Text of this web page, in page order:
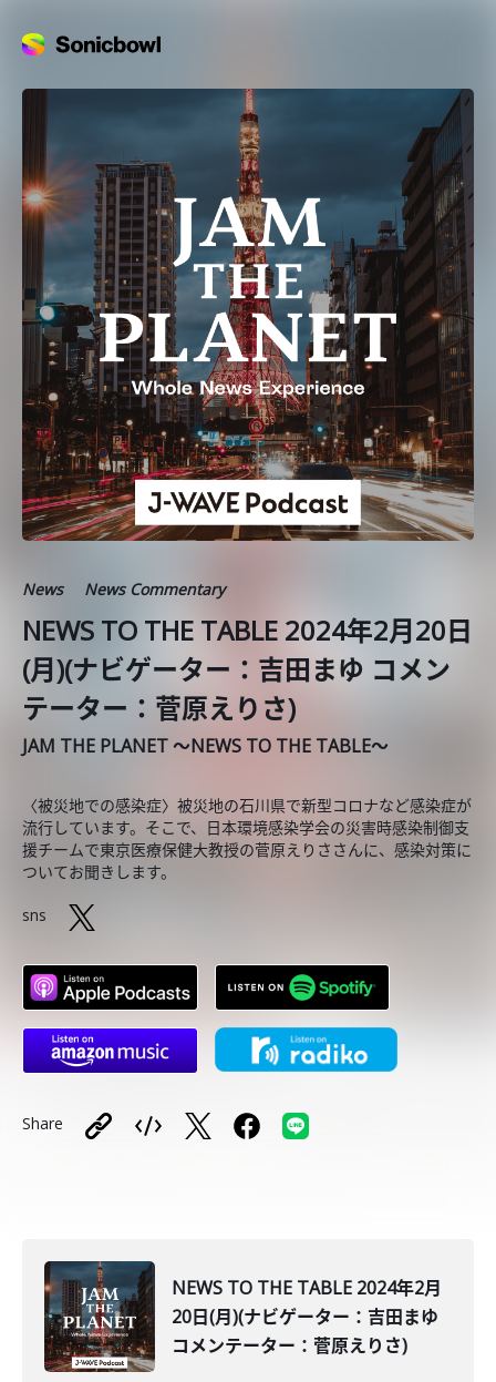
News News Commentary
NEWS TO THE TABLE 2024年2月20日
(月)(ナビゲーター：吉田まゆ コメン
テーター：菅原えりさ)
JAM THE PLANET ～NEWS TO THE TABLE～
〈被災地での感染症〉被災地の石川県で新型コロナなど感染症が
流行しています。そこで、日本環境感染学会の災害時感染制御支
援チームで東京医療保健大教授の菅原えりささんに、感染対策に
ついてお聞きします。
sns
Share
NEWS TO THE TABLE 2024年2月
20日(月)(ナビゲーター：吉田まゆ
コメンテーター：菅原えりさ)